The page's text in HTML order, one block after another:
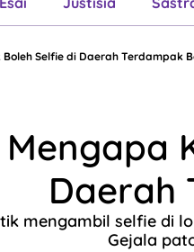
Selfie di Daerah Terdampak
Mengapa
Daerah
mengambil selfie di
Gejala